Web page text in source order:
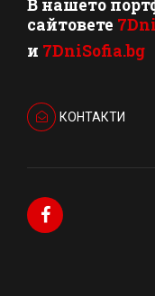
В нашето
сайтовете
и 7DniSofia.bg
КОНТАКТИ